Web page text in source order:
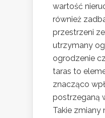
wartość
również
przestrzeni
utrzymany
ogrodzenie
taras to
znacząco
postrzeganą
Takie zmiany